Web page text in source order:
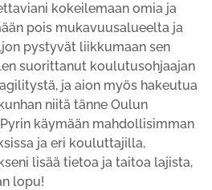
kokeilemaan omia ja
pois mukavuusalueelta ja
pystyvät liikkumaan sen
suorittanut koulutusohjaajan
ja aion myös hakeutua
niitä tänne Oulun
käymään mahdollisimman
ja eri kouluttajilla,
lisää tietoa ja taitoa lajista,
lopu!